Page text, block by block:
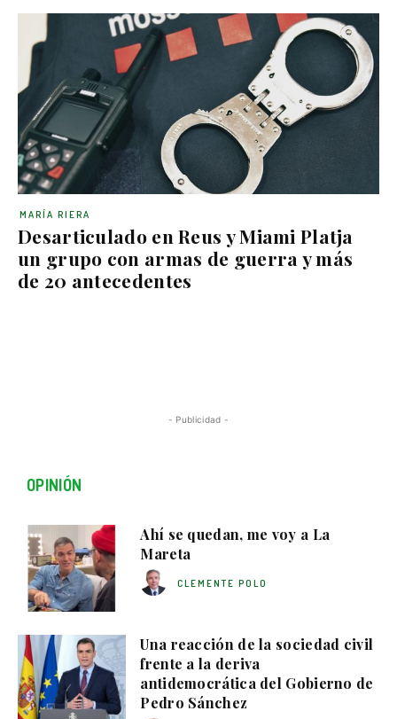
Desarticulado en Reus y Miami Platja
un grupo con armas de guerra y más
de 20 antecedentes
MARÍA RIERA
- Publicidad -
OPINIÓN
Ahí se quedan, me voy a La
Mareta
CLEMENTE POLO
Una reacción de la sociedad civil
frente a la deriva
antidemocrática del Gobierno de
Pedro Sánchez